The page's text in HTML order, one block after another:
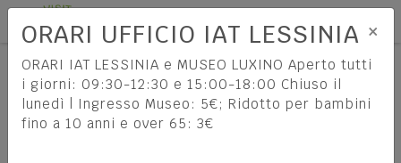
IT
Come arrivare
ROVERÈ E VELO VERONESE - LA VALLE DELLE SFINGI
E LA VARIANTE LAUSEN
Roverè e Velo
×
ORARI UFFICIO IAT LESSINIA
ORARI IAT LESSINIA e MUSEO LUXINO Aperto tutti
i giorni: 09:30-12:30 e 15:00-18:00 Chiuso il
lunedì | Ingresso Museo: 5€; Ridotto per bambini
fino a 10 anni e over 65: 3€